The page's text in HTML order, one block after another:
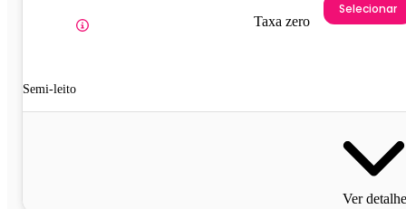
Semi-leito
Taxa zero
Selecionar
Ver